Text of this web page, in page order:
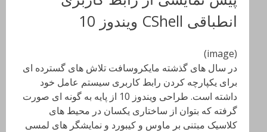
انطباقی CShell ویندوز 10
(image)
در سال های گذشته مایکروسافت تلاش های گسترده ای
برای یکپارچه کردن رابط کاربری سیستم عامل خود
داشته است. طراحی ویندوز 10 از پایه به گونه ای صورت
گرفته که بتوان از ساختاری یکسان در محیط های
کلاسیک مبتنی بر ماوس و کیبورد و نمایشگر های لمسی